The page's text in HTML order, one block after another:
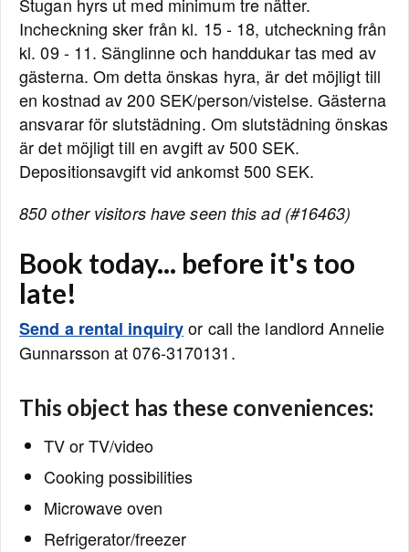
Incheckning sker från kl. 15 - 18, utcheckning från
kl. 09 - 11. Sänglinne och handdukar tas med av
gästerna. Om detta önskas hyra, är det möjligt till
en kostnad av 200 SEK/person/vistelse. Gästerna
ansvarar för slutstädning. Om slutstädning önskas
är det möjligt till en avgift av 500 SEK.
Depositionsavgift vid ankomst 500 SEK.
850 other visitors have seen this ad (#16463)
Book today... before it's too
late!
Send a rental inquiryor call the landlord Annelie
Gunnarsson at 076-3170131.
This object has these conveniences:
TV or TV/video
Cooking possibilities
Microwave oven
Refrigerator/freezer